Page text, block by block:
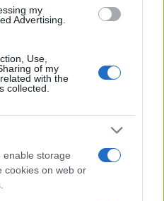
my
Advertising.
Use,
of my
with the
collected.
enable storage
cookies on web or
a GED Afrika projektről
napja - július 30-ra
az emberiség a Föld egész
erőforrásait